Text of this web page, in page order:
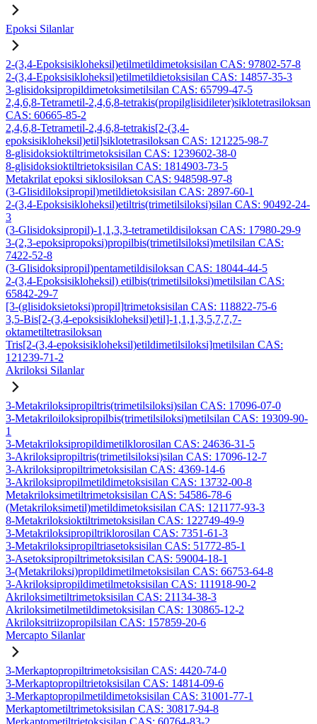
Epoksi Silanlar
2-(3,4-Epoksisikloheksil)etilmetildimetoksisilan CAS: 97802-57-8
2-(3,4-Epoksisikloheksil)etilmetildietoksisilan CAS: 14857-35-3
3-glisidoksipropildimetoksimetilsilan CAS: 65799-47-5
2,4,6,8-Tetrametil-2,4,6,8-tetrakis(propilglisidileter)siklotetrasiloksan
CAS: 60665-85-2
2,4,6,8-Tetrametil-2,4,6,8-tetrakis[2-(3,4-
epoksisikloheksil)etil]siklotetrasiloksan CAS: 121225-98-7
8-glisidoksioktiltrimetoksisilan CAS: 1239602-38-0
8-glisidoksioktiltrietoksisilan CAS: 1814903-73-5
Metakrilat epoksi siklosiloksan CAS: 948598-97-8
(3-Glisidiloksipropil)metildietoksisilan CAS: 2897-60-1
2-(3,4-Epoksisikloheksil)etiltris(trimetilsiloksi)silan CAS: 90492-24-
3
(3-Glisidoksipropil)-1,1,3,3-tetrametildisiloksan CAS: 17980-29-9
3-(2,3-epoksipropoksi)propilbis(trimetilsiloksi)metilsilan CAS:
7422-52-8
(3-Glisidoksipropil)pentametildisiloksan CAS: 18044-44-5
2-(3,4-Epoksisikloheksil) etilbis(trimetilsiloksi)metilsilan CAS:
65842-29-7
[3-(glisidoksietoksi)propil]trimetoksisilan CAS: 118822-75-6
3,5-Bis[2-(3,4-epoksisikloheksil)etil]-1,1,1,3,5,7,7,7-
oktametiltetrasiloksan
Tris[2-(3,4-epoksisikloheksil)etildimetilsiloksi]metilsilan CAS:
121239-71-2
Akriloksi Silanlar
3-Metakriloksipropiltris(trimetilsiloksi)silan CAS: 17096-07-0
3-Metakriloiloksipropilbis(trimetilsiloksi)metilsilan CAS: 19309-90-
1
3-Metakriloksipropildimetilklorosilan CAS: 24636-31-5
3-Akriloksipropiltris(trimetilsiloksi)silan CAS: 17096-12-7
3-Akriloksipropiltrimetoksisilan CAS: 4369-14-6
3-Akriloksipropilmetildimetoksisilan CAS: 13732-00-8
Metakriloksimetiltrimetoksisilan CAS: 54586-78-6
(Metakriloksimetil)metildimetoksisilan CAS: 121177-93-3
8-Metakriloksioktiltrimetoksisilan CAS: 122749-49-9
3-Metakriloksipropiltriklorosilan CAS: 7351-61-3
3-Metakriloksipropiltriasetoksisilan CAS: 51772-85-1
3-Asetoksipropiltrimetoksisilan CAS: 59004-18-1
3-(Metakriloksi)propildimetilmetoksisilan CAS: 66753-64-8
3-Akriloksipropildimetilmetoksisilan CAS: 111918-90-2
Akriloksimetiltrimetoksisilan CAS: 21134-38-3
Akriloksimetilmetildimetoksisilan CAS: 130865-12-2
Akriloksitriizopropilsilan CAS: 157859-20-6
Mercapto Silanlar
3-Merkaptopropiltrimetoksisilan CAS: 4420-74-0
3-Merkaptopropiltrietoksisilan CAS: 14814-09-6
3-Merkaptopropilmetildimetoksisilan CAS: 31001-77-1
Merkaptometiltrimetoksisilan CAS: 30817-94-8
Merkaptometiltrietoksisilan CAS: 60764-83-2